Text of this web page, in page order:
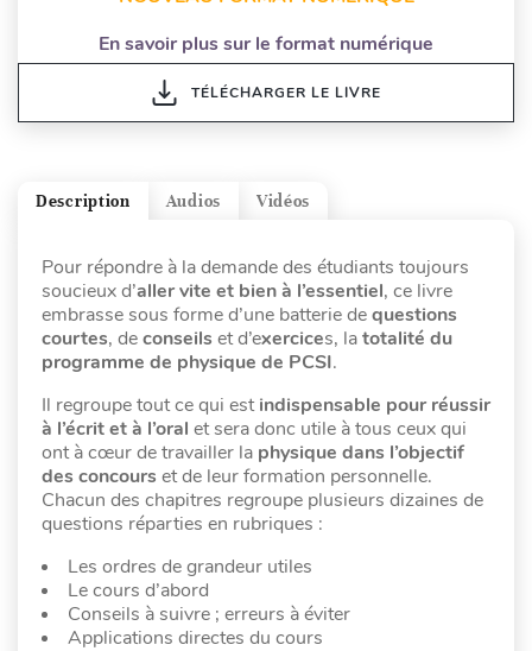
En savoir plus sur le format numérique
TÉLÉCHARGER LE LIVRE
Vidéos
Audios
Description
Pour répondre à la demande des étudiants toujours
soucieux d’aller vite et bien à l’essentiel, ce livre
embrasse sous forme d’une batterie dequestions
courtes, deconseils et d’exercices, latotalité du
programme de physique de PCSI.
Il regroupe tout ce qui estindispensable pour réussir
à l’écrit et à l’oral et sera donc utile à tous ceux qui
ont à cœur de travailler la physique dans l’objectif
des concours et de leur formation personnelle.
Chacun des chapitres regroupe plusieurs dizaines de
questions réparties en rubriques :
Les ordres de grandeur utiles
Le cours d’abord
Conseils à suivre ; erreurs à éviter
Applications directes du cours